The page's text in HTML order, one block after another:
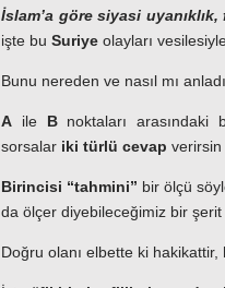
İslam’a göre siyasi
işte bu Suriye olayları
Bunu nereden ve nasıl mı
A ile B noktaları arasındaki
sorsalar iki türlü cevap
Birincisi “tahmini” bir ölçü
da ölçer diyebileceğimiz bir şerit
Doğru olanı elbette ki hakikattir,